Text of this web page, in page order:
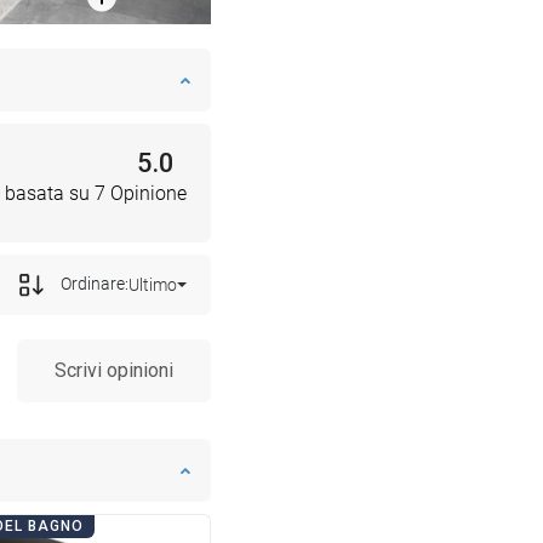
5.0
su 7 Opinione
Ordinare:Ultimo
Scrivi opinioni
BAGNO